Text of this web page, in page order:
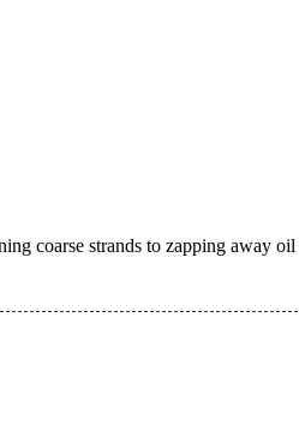
coarse strands to zapping away